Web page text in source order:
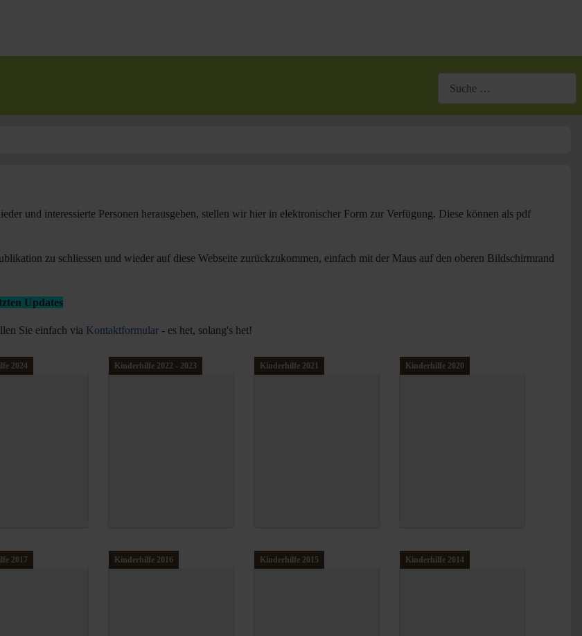
und interessierte Personen herausgeben, stellen wir hier in elektronischer Form zur Verfügung. Diese können als pdf
zu schliessen und wieder auf diese Webseite zurückzukommen, einfach mit der Maus auf den oberen Bildschirmrand
Updates
Sie einfach via Kontaktformular - es het, solang's het!
2024 Kinderhilfe 2022 - 2023 Kinderhilfe 2021 Kinderhilfe 2020
2017 Kinderhilfe 2016 Kinderhilfe 2015 Kinderhilfe 2014